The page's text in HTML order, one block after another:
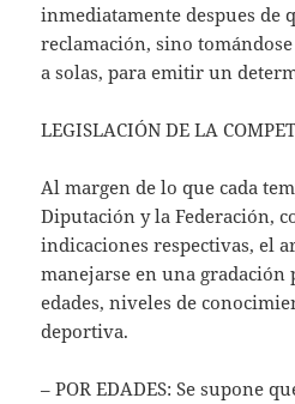
inmediatamente despues de
reclamación, sino
a solas, para emitir un
LEGISLACIÓN DE LA
Al margen de lo que cada
Diputación y la Federación,
indicaciones respectivas, el
manejarse en una gradación
edades, niveles de
deportiva.
– POR EDADES: Se supone